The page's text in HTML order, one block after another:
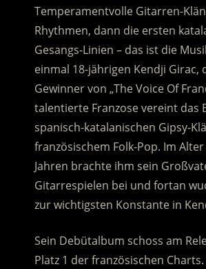
Temperamentvolle Gitarren-
Rhythmen, dann die ersten
Gesangs-Linien – das ist die
einmal 18-jährigen Kendji Girac,
Gewinner von „The Voice Of
talentierte Franzose vereint das
spanisch-katalanischen Gipsy-
französischem Folk-Pop. Im
Jahren brachte ihm sein
Gitarrespielen bei und fortan
zur wichtigsten Konstante in
Sein Debütalbum schoss am
Platz 1 der französischen